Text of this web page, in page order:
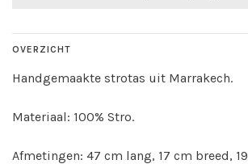
OVERZICHT
Handgemaakte strotas uit Marrakech.
Materiaal: 100% Stro.
Afmetingen: 47 cm lang, 17 cm breed,